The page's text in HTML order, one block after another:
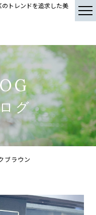
トレンドを追求した美
グ
ブラウン